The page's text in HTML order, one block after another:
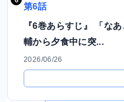
第6話
『6巻あらすじ』 「な
輔から夕食中に突...
2026/06/26